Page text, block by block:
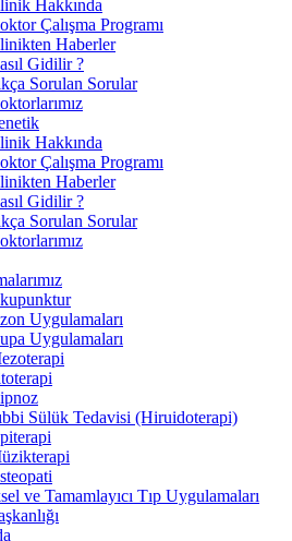
Hakkında
Çalışma Programı
Haberler
Gidilir ?
Sorulan Sorular
Hakkında
Çalışma Programı
Haberler
Gidilir ?
Sorulan Sorular
Uygulamaları
Uygulamaları
Sülük Tedavisi (Hiruidoterapi)
ve Tamamlayıcı Tıp Uygulamaları